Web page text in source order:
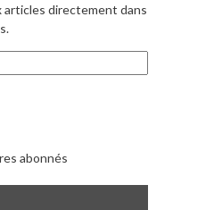
articles directement dans
abonnés